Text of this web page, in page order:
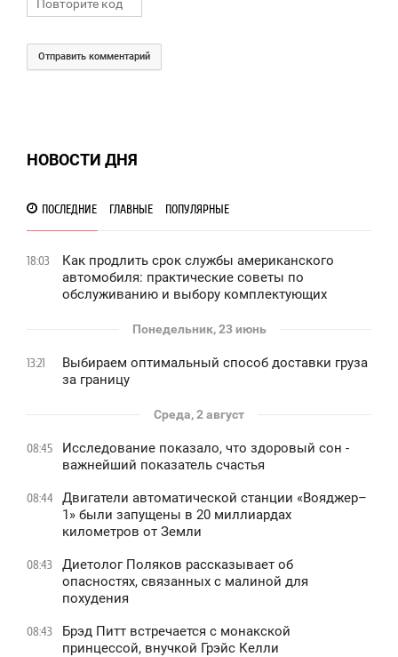
Отправить комментарий
НОВОСТИ ДНЯ
ПОСЛЕДНИЕ ГЛАВНЫЕ ПОПУЛЯРНЫЕ
18:03
Как продлить срок службы американского
автомобиля: практические советы по
обслуживанию и выбору комплектующих
Понедельник, 23 июнь
13:21
Выбираем оптимальный способ доставки груза
за границу
Среда, 2 август
08:45
Исследование показало, что здоровый сон -
важнейший показатель счастья
08:44
Двигатели автоматической станции «Вояджер–
1» были запущены в 20 миллиардах
километров от Земли
08:43
Диетолог Поляков рассказывает об
опасностях, связанных с малиной для
похудения
08:43
Брэд Питт встречается с монакской
принцессой, внучкой Грэйс Келли